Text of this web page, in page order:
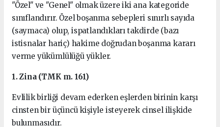
"Özel" ve "Genel" olmak üzere iki ana kategoride
sınıflandırır. Özel boşanma sebepleri sınırlı sayıda
(saymaca) olup, ispatlandıkları takdirde (bazı
istisnalar hariç) hakime doğrudan boşanma kararı
verme yükümlülüğü yükler.
1. Zina (TMK m. 161)
Evlilik birliği devam ederken eşlerden birinin karşı
cinsten bir üçüncü kişiyle isteyerek cinsel ilişkide
bulunmasıdır.